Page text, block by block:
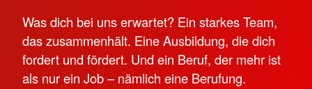
Was dich bei uns erwartet? Ein starkes Team,
das zusammenhält. Eine Ausbildung, die dich
fordert und fördert. Und ein Beruf, der mehr ist
als nur ein Job – nämlich eine Berufung.